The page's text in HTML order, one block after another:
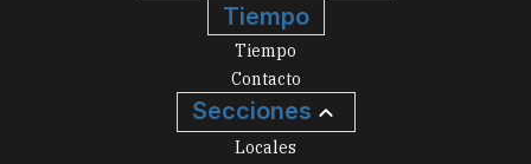
Tiempo
Tiempo
Contacto
Secciones
Locales